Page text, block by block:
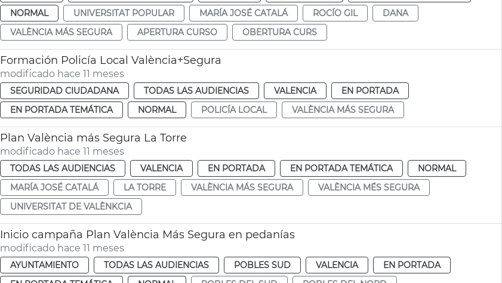
NORMAL
UNIVERSITAT POPULAR MARÍA JOSÉ CATALÁ ROCÍO GIL
DANA
VALÈNCIA MÁS SEGURA
APERTURA CURSO OBERTURA CURS
Formación Policía Local València+Segura
modificado hace 11 meses
SEGURIDAD CIUDADANA TODAS LAS AUDIENCIAS VALENCIA
EN PORTADA
EN PORTADA TEMÁTICA
NORMAL POLICÍA LOCAL VALÈNCIA MÁS SEGURA
Plan València más Segura La Torre
modificado hace 11 meses
TODAS LAS AUDIENCIAS VALENCIA EN PORTADA EN PORTADA TEMÁTICA
NORMAL
MARÍA JOSÉ CATALÁ
LA TORRE VALÈNCIA MÁS SEGURA
VALÈNCIA MÉS SEGURA
UNIVERSITAT DE VALÈNKCIA
Inicio campaña Plan València Más Segura en pedanías
modificado hace 11 meses
AYUNTAMIENTO TODAS LAS AUDIENCIAS POBLES SUD VALENCIA
EN PORTADA